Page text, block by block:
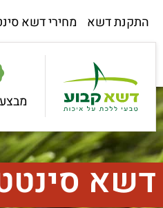
התקנת דשא מחירי דשא
דשא